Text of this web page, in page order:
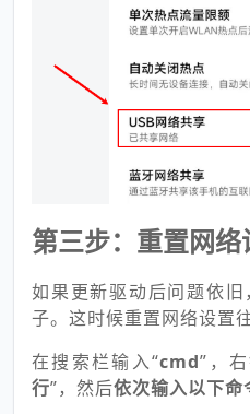
第三步：重置网络
如果更新驱动后问题依
子。这时候重置网络设置
在搜索栏输入“cmd”，
行”，然后依次输入以下命